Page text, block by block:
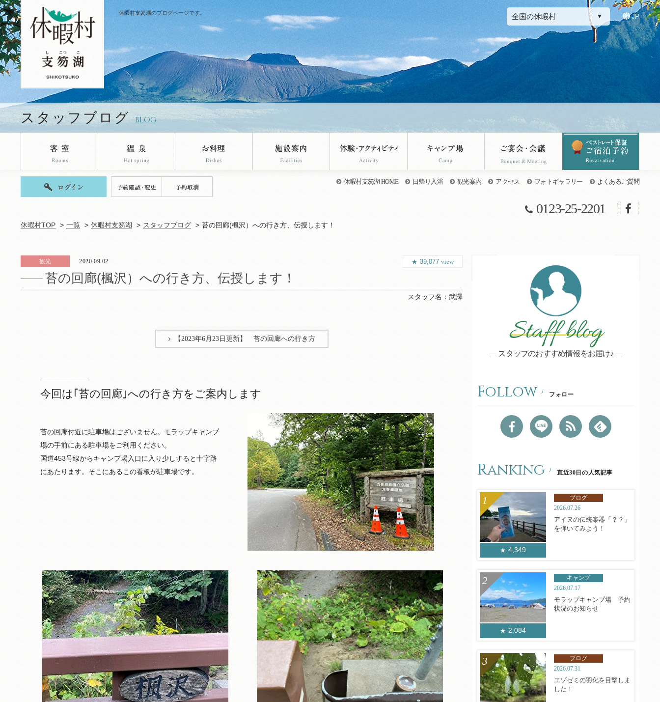
休暇村支笏湖のブログページです。 全国の休暇村 JP
スタッフブログ BLOG
休暇村支笏湖 HOME 日帰り入浴 観光案内 アクセス フォトギャラリー よくあるご質問
0123-25-2201
休暇村TOP 一覧 休暇村支笏湖 スタッフブログ 苔の回廊(楓沢）への行き方、伝授します！
観光 2020.09.02
苔の回廊(楓沢）への行き方、伝授します！
39,077 view
スタッフ名： 武澤
【2023年6月23日更新】 苔の回廊への行き方
今回は｢苔の回廊｣への行き方をご案内します
苔の回廊付近に駐車場はございません。モラップキャンプ
場の手前にある駐車場をご利用ください。
国道453号線からキャンプ場入口に入り少しすると十字路
にあたります。そこにあるこの看板が駐車場です。
Staff blog
スタッフのおすすめ情報をお届け♪
Follow フォロー
Ranking 直近30日の人気記事
4,349
ブログ
2026.07.26
アイヌの伝統楽器「？？」
を弾いてみよう！
2,084
キャンプ
2026.07.17
モラップキャンプ場 予約
状況のお知らせ
ブログ
2026.07.31
エゾゼミの羽化を目撃しま
した！